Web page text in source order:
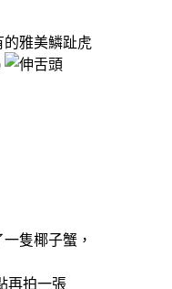
雅美鱗趾虎
隻椰子蟹，